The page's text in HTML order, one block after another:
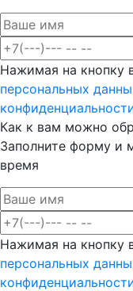
Нажимая на кнопку
персональных
Как к вам можно
Заполните форму и
время
Нажимая на кнопку
персональных